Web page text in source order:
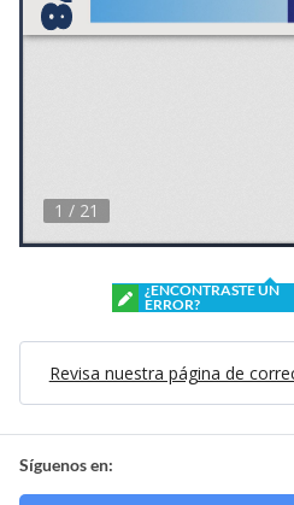
¿ENCONTRASTE UN
ERROR?
Revisa nuestra página de
Síguenos en: